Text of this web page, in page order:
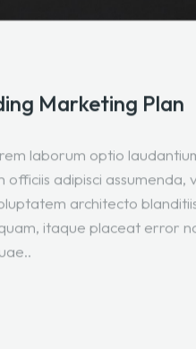
Marketing Plan
laborum optio
adipisci
architecto
itaque placeat error